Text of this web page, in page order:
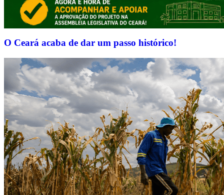
O Ceará acaba de dar um passo histórico!